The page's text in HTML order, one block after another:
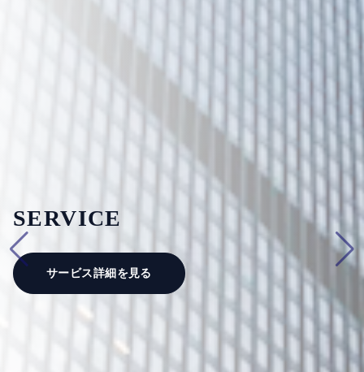
SERVICE
サービス詳細を見る